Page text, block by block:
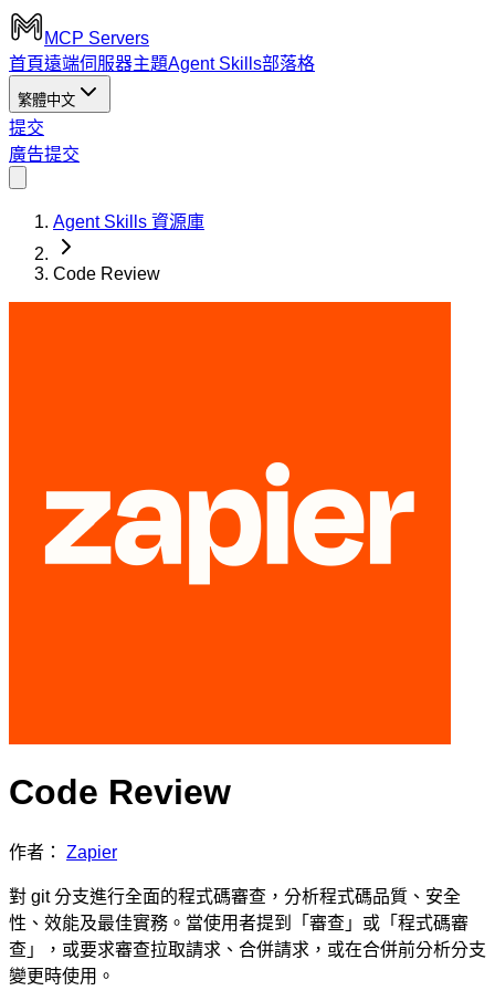
MCP Servers
首頁遠端伺服器主題Agent Skills部落格
繁體中文
提交
廣告提交
Agent Skills 資源庫
Code Review
Code Review
作者： Zapier
對 git 分支進行全面的程式碼審查，分析程式碼品質、安全
性、效能及最佳實務。當使用者提到「審查」或「程式碼審
查」，或要求審查拉取請求、合併請求，或在合併前分析分支
變更時使用。